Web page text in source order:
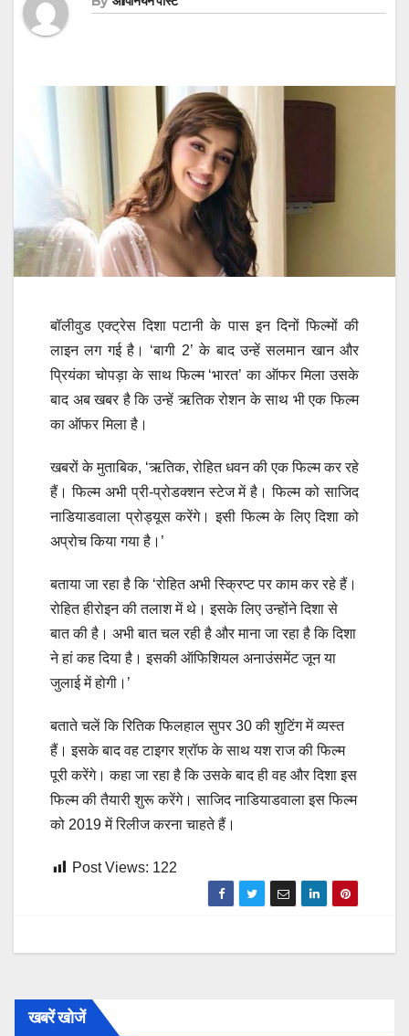
बॉलीवुड एक्ट्रेस दिशा पटानी के पास इन दिनों फिल्मों की
लाइन लग गई है। ‘बागी 2’ के बाद उन्हें सलमान खान और
प्रियंका चोपड़ा के साथ फिल्म ‘भारत’ का ऑफर मिला उसके
बाद अब खबर है कि उन्हें ऋतिक रोशन के साथ भी एक फिल्म
का ऑफर मिला है।
खबरों के मुताबिक, ‘ऋतिक, रोहित धवन की एक फिल्म कर रहे
हैं। फिल्म अभी प्री-प्रोडक्शन स्टेज में है। फिल्म को साजिद
नाडियाडवाला प्रोड्यूस करेंगे। इसी फिल्म के लिए दिशा को
अप्रोच किया गया है।’
बताया जा रहा है कि ‘रोहित अभी स्क्रिप्ट पर काम कर रहे हैं।
रोहित हीरोइन की तलाश में थे। इसके लिए उन्होंने दिशा से
बात की है। अभी बात चल रही है और माना जा रहा है कि दिशा
ने हां कह दिया है। इसकी ऑफिशियल अनाउंसमेंट जून या
जुलाई में होगी।’
बताते चलें कि रितिक फिलहाल सुपर 30 की शुटिंग में व्यस्त
हैं। इसके बाद वह टाइगर श्रॉफ के साथ यश राज की फिल्म
पूरी करेंगे। कहा जा रहा है कि उसके बाद ही वह और दिशा इस
फिल्म की तैयारी शुरू करेंगे। साजिद नाडियाडवाला इस फिल्म
को 2019 में रिलीज करना चाहते हैं।
Post Views: 122
खबरें खोजें